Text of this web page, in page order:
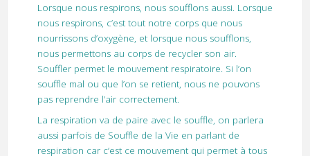
Lorsque nous respirons, nous soufflons aussi. Lorsque
nous respirons, c’est tout notre corps que nous
nourrissons d’oxygène, et lorsque nous soufflons,
nous permettons au corps de recycler son air.
Souffler permet le mouvement respiratoire. Si l’on
souffle mal ou que l’on se retient, nous ne pouvons
pas reprendre l’air correctement.
La respiration va de paire avec le souffle, on parlera
aussi parfois de Souffle de la Vie en parlant de
respiration car c’est ce mouvement qui permet à tous